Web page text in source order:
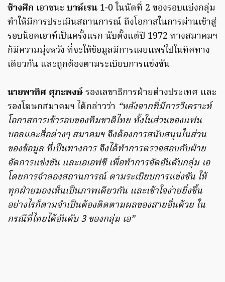
ช้างศึก เอาชนะ บาห์เรน 1-0 ในนัดที่ 2 ของรอบแบ่งกลุ่ม
ทำให้มีการประเมินสถานการณ์ ถึงโอกาสในการผ่านเข้าสู่
รอบน็อคเอาท์เป็นครั้งแรก นับตั้งแต่ปี 1972 ทางสมาคมฯ
ก็มีความมุ่งหวัง ที่จะให้ข้อมูลมีการเผยแพร่ไปในทิศทาง
เดียวกัน และถูกต้องตามระเบียบการแข่งขัน
นายพาทิศ ศุภะพงษ์รองเลขาธิการฝ่ายต่างประเทศ และ
รองโฆษกสมาคมฯ ได้กล่าวว่า “หลังจากที่มีการวิเคราะห์
โอกาสการเข้ารอบของทีมชาติไทย ทั้งในส่วนของแฟน
บอลและสื่อต่างๆ สมาคมฯ จึงต้องการสนับสนุนในส่วน
ของข้อมูล ที่เป็นทางการ จึงได้ทำการตรวจสอบกับฝ่าย
จัดการแข่งขัน และเอเอฟซี เพื่อทำการจัดอันดับกลุ่ม เอ
โดยการจำลองสถานการณ์ ตามระเบียบการแข่งขัน ให้
ทุกฝ่ายมองเห็นเป็นภาพเดียวกัน และเข้าใจง่ายยิ่งขึ้น
อย่างไรก็ตามจำเป็นต้องติดตามผลของสายอื่นด้วย ใน
กรณีที่ไทยได้อันดับ 3 ของกลุ่ม เอ”